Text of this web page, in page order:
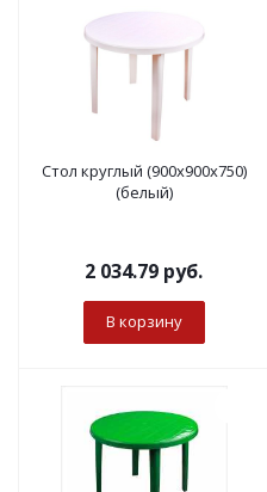
Стол круглый (900х900х750)
(белый)
2 034.79 руб.
В корзину